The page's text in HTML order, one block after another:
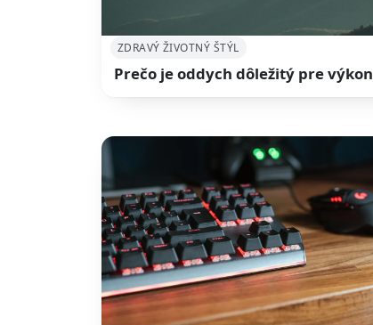
ZDRAVÝ ŽIVOTNÝ ŠTÝL
Prečo je oddych dôležitý pre výkon